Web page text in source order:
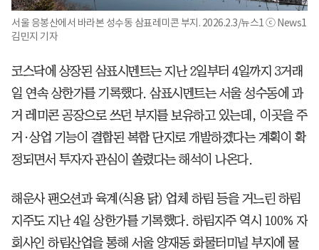
서울 응봉산에서 바라본 성수동 삼표레미콘 부지. 2026.2.3/뉴스1 ⓒ News1
김민지 기자
코스닥에 상장된 삼표시멘트는 지난 2일부터 4일까지 3거래
일 연속 상한가를 기록했다. 삼표시멘트는 서울 성수동에 과
거 레미콘 공장으로 쓰던 부지를 보유하고 있는데, 이곳을 주
거·상업 기능이 결합된 복합 단지로 개발하겠다는 계획이 확
정되면서 투자자 관심이 쏠렸다는 해석이 나온다.
해운사 팬오션과 육계(식용 닭) 업체 하림 등을 거느린 하림
지주도 지난 4일 상한가를 기록했다. 하림지주 역시 100% 자
회사인 하림산업을 통해 서울 양재동 화물터미널 부지에 물